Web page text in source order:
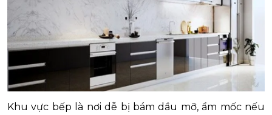
Khu vực bếp là nơi dễ bị bám dầu mỡ, ẩm mốc nếu